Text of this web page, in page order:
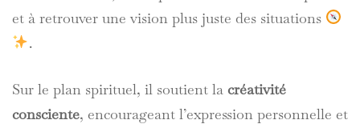
et à retrouver une vision plus juste des situations
.
Sur le plan spirituel, il soutient la créativité
consciente, encourageant l’expression personnelle et